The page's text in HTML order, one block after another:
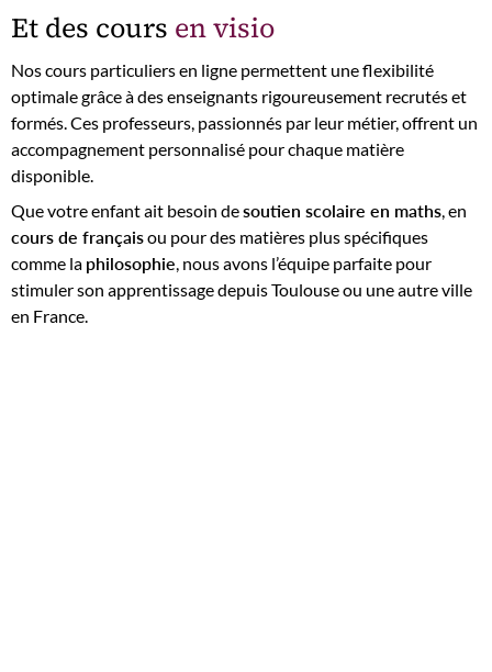
Et des cours en visio
Nos cours particuliers en ligne permettent une flexibilité
optimale grâce à des enseignants rigoureusement recrutés et
formés. Ces professeurs, passionnés par leur métier, offrent un
accompagnement personnalisé pour chaque matière
disponible.
Que votre enfant ait besoin desoutien scolaire en maths, en
cours de françaisou pour des matières plus spécifiques
comme la philosophie, nous avons l’équipe parfaite pour
stimuler son apprentissage depuis Toulouse ou une autre ville
en France.